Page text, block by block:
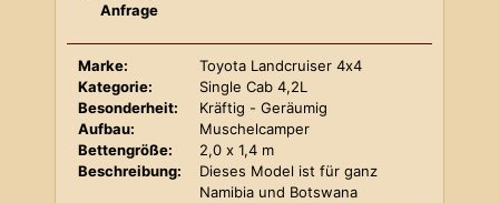
Anfrage
Marke:
Toyota Landcruiser 4x4
Kategorie:
Single Cab 4,2L
Besonderheit:
Kräftig - Geräumig
Aufbau:
Muschelcamper
Bettengröße:
2,0 x 1,4 m
Beschreibung:
Dieses Model ist für ganz
Namibia und Botswana